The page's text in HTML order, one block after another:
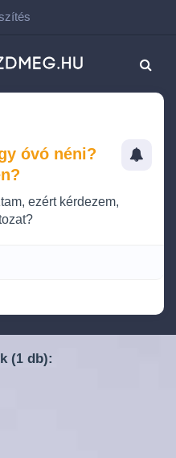
óvó néni?
ezért kérdezem,
(1 db):